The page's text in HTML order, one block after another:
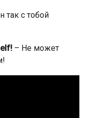
так с тобой
– Не может